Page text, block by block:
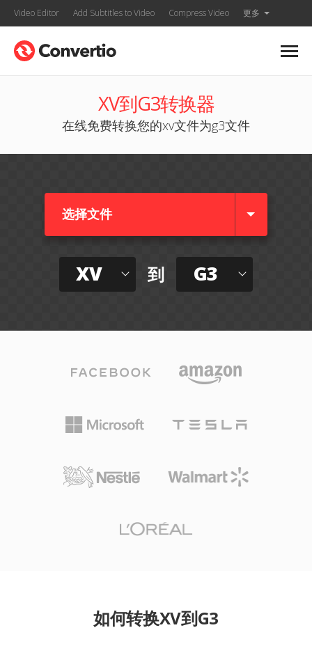
Video Editor Add Subtitles to Video Compress Video 更多
XV到G3转换器
在线免费转换您的xv文件为g3文件
选择文件
XV 到 G3
如何转换XV到G3